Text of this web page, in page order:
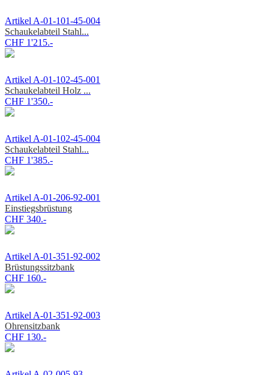
Artikel A-01-101-45-004
Schaukelabteil Stahl...
CHF 1'215.-
Artikel A-01-102-45-001
Schaukelabteil Holz ...
CHF 1'350.-
Artikel A-01-102-45-004
Schaukelabteil Stahl...
CHF 1'385.-
Artikel A-01-206-92-001
Einstiegsbrüstung
CHF 340.-
Artikel A-01-351-92-002
Brüstungssitzbank
CHF 160.-
Artikel A-01-351-92-003
Ohrensitzbank
CHF 130.-